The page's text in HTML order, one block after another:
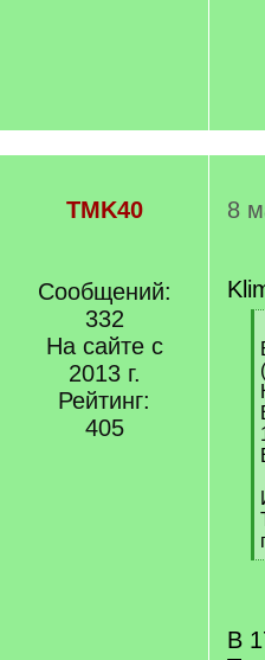
TMK40
Сообщений:
332
На сайте с
2013 г.
Рейтинг:
405
8
]
[
В